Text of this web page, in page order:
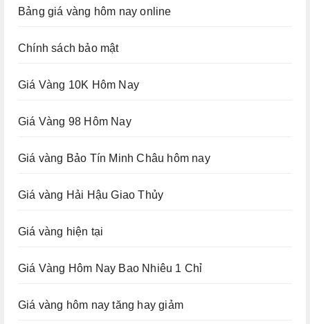
Bảng giá vàng hôm nay online
Chính sách bảo mật
Giá Vàng 10K Hôm Nay
Giá Vàng 98 Hôm Nay
Giá vàng Bảo Tín Minh Châu hôm nay
Giá vàng Hải Hậu Giao Thủy
Giá vàng hiện tại
Giá Vàng Hôm Nay Bao Nhiêu 1 Chỉ
Giá vàng hôm nay tăng hay giảm